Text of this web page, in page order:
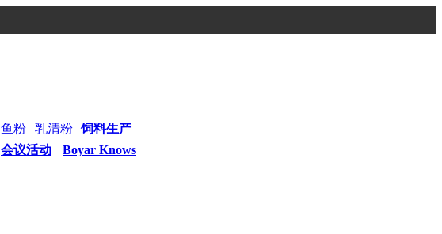
鱼粉 乳清粉 饲料生产
会议活动
Boyar Knows